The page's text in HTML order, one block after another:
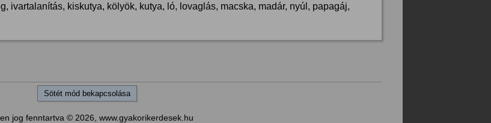
ivartalanítás, kiskutya, kölyök, kutya, ló, lovaglás, macska, madár, nyúl, papagáj,
Sötét mód bekapcsolása
jog fenntartva © 2026, www.gyakorikerdesek.hu